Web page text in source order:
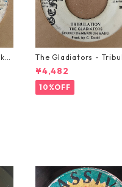
The Gladiators -
on【7-21365】
¥4,482
10%OFF